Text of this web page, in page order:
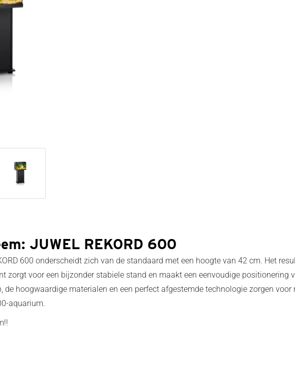
JUWEL REKORD 600
600 onderscheidt zich van de standaard met een hoogte van 42 cm. Het
zorgt voor een bijzonder stabiele stand en maakt een eenvoudige
de hoogwaardige materialen en een perfect afgestemde technologie zorgen
aquarium.